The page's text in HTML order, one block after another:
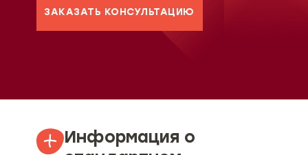
ЗАКАЗАТЬ КОНСУЛЬТАЦИЮ
Информация о